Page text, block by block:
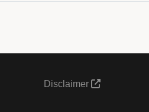
Disclaimer